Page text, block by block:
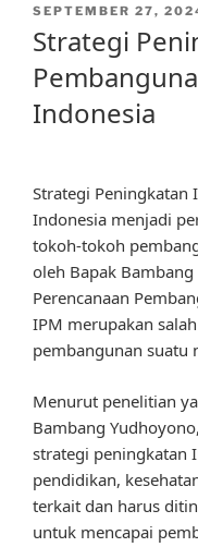
POSTED
SEPTEMBER 27,
Strategi
Indonesia
Strategi Peningkatan
Indonesia menjadi
tokoh-tokoh
oleh Bapak
Perencanaan
IPM merupakan
pembangunan suatu
Menurut penelitian
Bambang
strategi peningkatan
pendidikan,
terkait dan harus
untuk mencapai